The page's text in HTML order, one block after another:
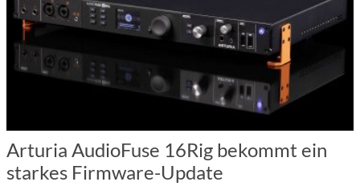
Arturia AudioFuse 16Rig bekommt ein
starkes Firmware-Update